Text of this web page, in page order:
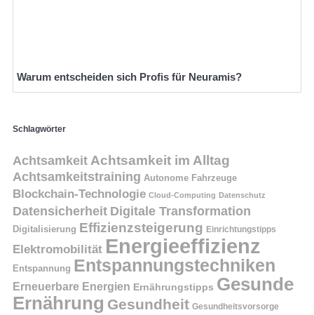
Warum entscheiden sich Profis für Neuramis?
Schlagwörter
Achtsamkeit Achtsamkeit im Alltag
Achtsamkeitstraining Autonome Fahrzeuge
Blockchain-Technologie Cloud-Computing Datenschutz
Datensicherheit Digitale Transformation
Digitalisierung Effizienzsteigerung Einrichtungstipps
Elektromobilität Energieeffizienz
Entspannung Entspannungstechniken
Erneuerbare Energien Ernährungstipps Gesunde
Ernährung Gesundheit Gesundheitsvorsorge